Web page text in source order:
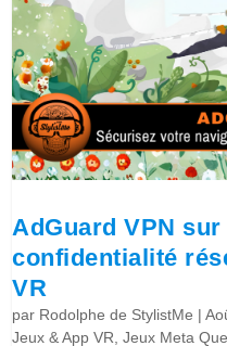
AdGuard VPN
confidentialité
VR
par Rodolphe de StylistMe |
Jeux & App VR ,Jeux Meta